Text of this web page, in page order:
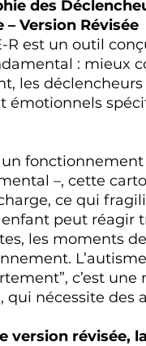
des
Version Révisée
R est un outil
: mieux
les déclencheurs
émotionnels
un fonctionnement
–, cette
ce qui
peut réagir
les moments
c’est une
qui nécessite des
version révisée,